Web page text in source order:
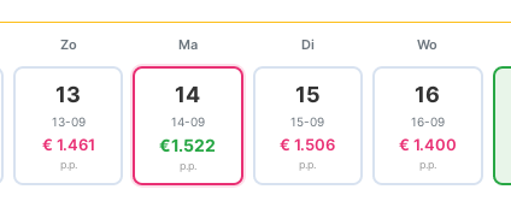
Zo Ma Di Wo
13
13-09
€ 1.461
p.p.
14
14-09
€1.522
p.p.
15
15-09
€ 1.506
p.p.
16
16-09
€ 1.400
p.p.